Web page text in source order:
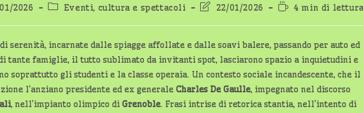
2026
Categoria
Eventi, cultura e spettacoli
Ultima
dell'articolo:
22/01/2026
Tempo
lettura:
4 min di
serenità, incarnate dalle spiagge affollate e dalle soavi balere, passando per auto ed
tante famiglie, il tutto sublimato da invitanti spot, lasciarono spazio a inquietudini e
soprattutto gli studenti e la classe operaia. Un contesto sociale incandescente, che il
l’anziano presidente ed ex generale Charles De Gaulle, impegnato nel discorso
, nell’impianto olimpico di Grenoble. Frasi intrise di retorica stantia, nell’intento di